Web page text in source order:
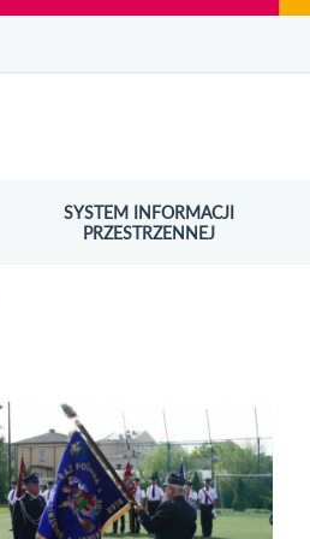
SYSTEM INFORMACJI
PRZESTRZENNEJ
OTWORZY SIĘ W NOWYM